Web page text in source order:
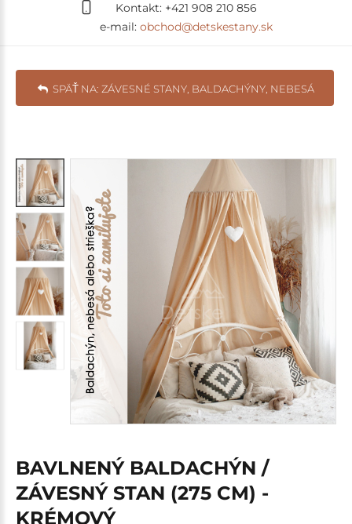
Kontakt: +421 908 210 856
e-mail: obchod@detskestany.sk
SPÄŤ NA: ZÁVESNÉ STANY, BALDACHÝNY, NEBESÁ
BAVLNENÝ BALDACHÝN /
ZÁVESNÝ STAN (275 CM) -
KRÉMOVÝ